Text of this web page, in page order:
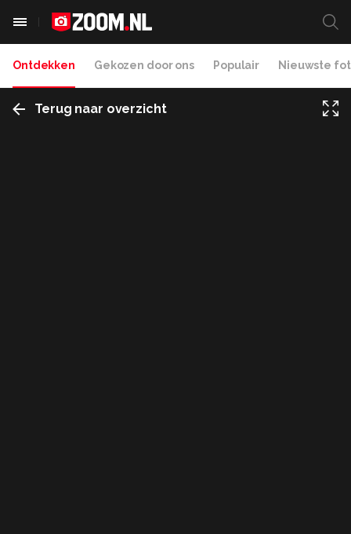
Ontdekken Gekozen door ons Populair Nieuwste
Terug naar overzicht